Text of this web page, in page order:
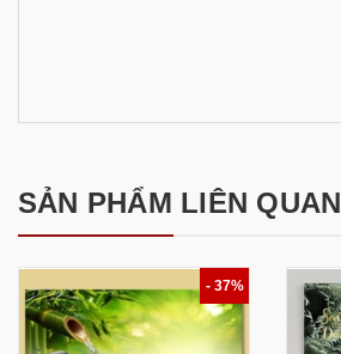
SẢN PHẨM LIÊN QUAN
- 37%